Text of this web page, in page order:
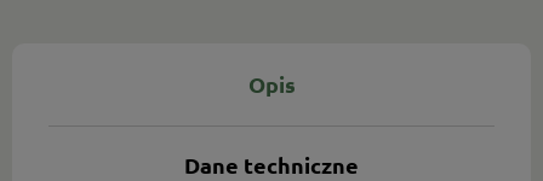
Opis
Dane techniczne